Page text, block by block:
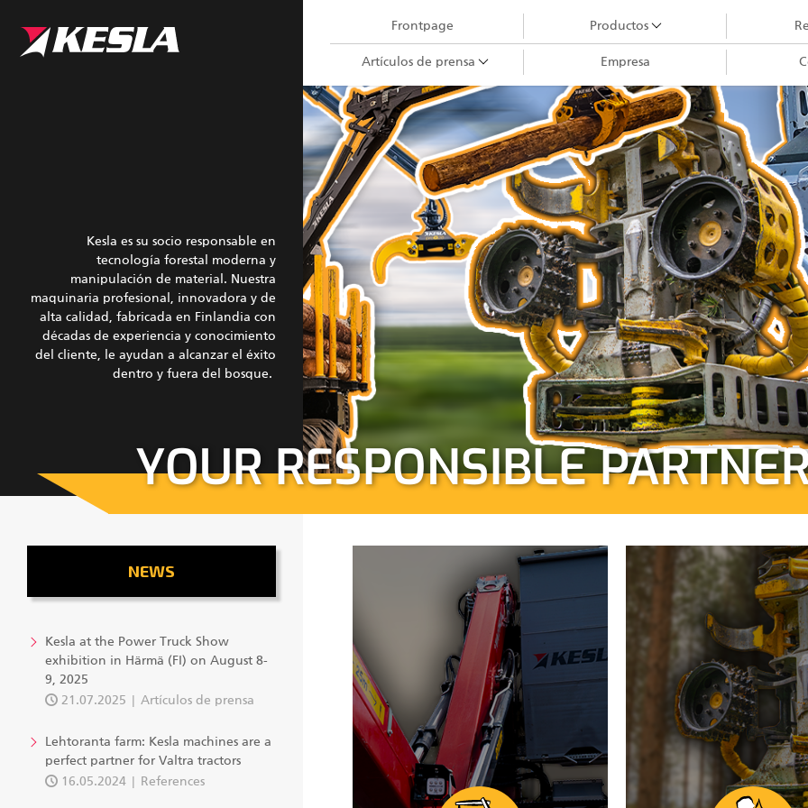
Frontpage Productos
Grúas City
Garras III
Cabezales cosechadores
Maquinaria de grúas forestales
Garras II
Manipuladores
Remolques
Bancada procesadora telescópica
Garras I
Artículos de prensa Empresa
Kesla es su socio responsable en
tecnología forestal moderna y
manipulación de material. Nuestra
maquinaria profesional, innovadora y de
alta calidad, fabricada en Finlandia con
décadas de experiencia y conocimiento
del cliente, le ayudan a alcanzar el éxito
dentro y fuera del bosque.
YOUR RESPONSIBLE
NEWS
Kesla at the Power Truck Show
exhibition in Härmä (FI) on August 8-
9, 2025
21.07.2025
Artículos de prensa
Lehtoranta farm: Kesla machines are a
perfect partner for Valtra tractors
16.05.2024
References